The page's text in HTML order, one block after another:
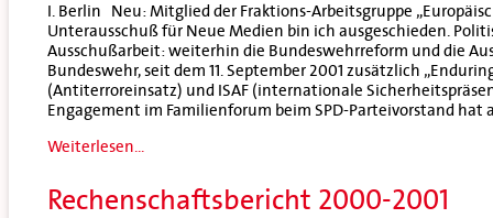
I. Berlin Neu: Mitglied der Fraktions-Arbeitsgruppe
Unterausschuß für Neue Medien bin ich ausgeschieden.
Ausschußarbeit: weiterhin die Bundeswehrreform und die
Bundeswehr, seit dem 11. September 2001 zusätzlich
(Antiterroreinsatz) und ISAF (internationale
Engagement im Familienforum beim SPD-Parteivorstand
Weiterlesen...
Rechenschaftsbericht 2000-2001